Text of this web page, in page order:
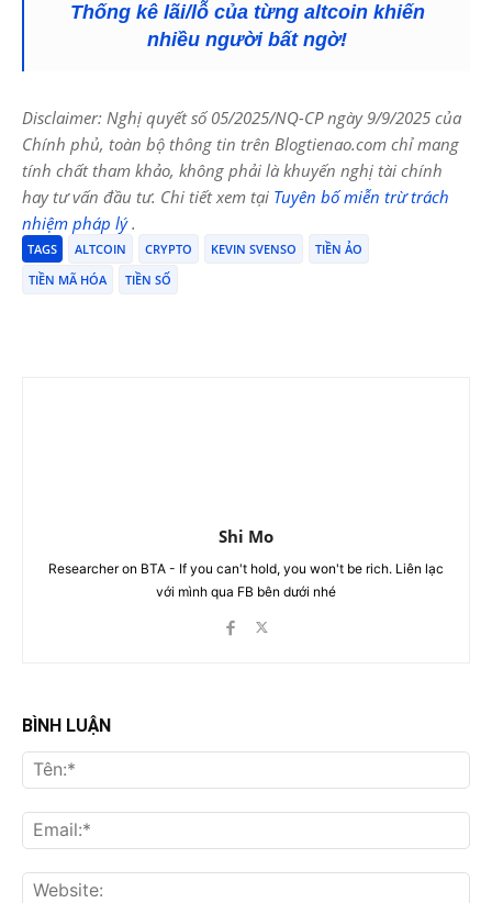
Thống kê lãi/lỗ của từng altcoin khiến
nhiều người bất ngờ!
Disclaimer: Nghị quyết số 05/2025/NQ-CP ngày 9/9/2025 của
Chính phủ, toàn bộ thông tin trên Blogtienao.com chỉ mang
tính chất tham khảo, không phải là khuyến nghị tài chính
hay tư vấn đầu tư. Chi tiết xem tại Tuyên bố miễn trừ trách
nhiệm pháp lý.
TAGS ALTCOIN CRYPTO KEVIN SVENSO
TIỀN ẢO
TIỀN MÃ HÓA
TIỀN SỐ
Shi Mo
Researcher on BTA - If you can't hold, you won't be rich. Liên lạc
với mình qua FB bên dưới nhé
BÌNH LUẬN